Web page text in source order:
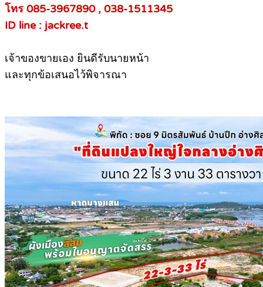
โทร 085-3967890 , 038-1511345
ID line : jackree.t
เจ้าของขายเอง ยินดีรับนายหน้า
และทุกข้อเสนอไว้พิจารณา